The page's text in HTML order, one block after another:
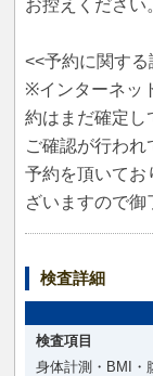
お控えください
<<予約に関する
※インターネッ
約はまだ確定し
ご確認が行わ
予約を頂いてお
ざいますので御
検査詳細
検査項目
身体計測・BMI・